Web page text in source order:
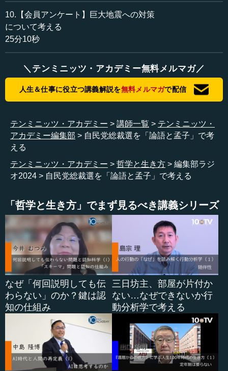
10.【会員アンケート】巨大地震への対策
について考える
25分10秒
＼テンミニッツ・アカデミー無料メルマガ／
人生＆仕事に役立つ講義解説を無料メルマガで配信
テンミニッツ・アカデミー 講師一覧
テンミニッツ・
アカデミー編集部
自民党総裁選を「論語と孟子」で考
える
テンミニッツ・アカデミー
哲学と生き方
編集部ラジ
オ2024
自民党総裁選を「論語と孟子」で考える
「哲学と生き方」でまず見るべき講義シリーズ
なぜ「何回説明しても伝
わらない」のか？鍵は認
知の仕組み
三日坊主、部屋が片付か
ない…なぜできないか行
動分析学で考える